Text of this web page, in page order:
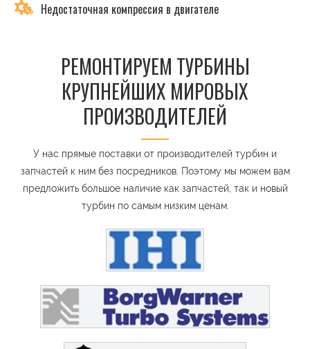
Недостаточная компрессия в двигателе
РЕМОНТИРУЕМ ТУРБИНЫ
КРУПНЕЙШИХ МИРОВЫХ
ПРОИЗВОДИТЕЛЕЙ
У нас прямые поставки от производителей турбин и
запчастей к ним без посредников. Поэтому мы можем вам
предложить большое наличие как запчастей, так и новый
турбин по самым низким ценам.